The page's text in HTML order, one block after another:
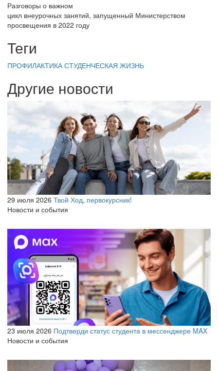
Разговоры о важном
цикл внеурочных занятий, запущенный Министерством
просвещения в 2022 году
Теги
ПРОФИЛАКТИКАСТУДЕНЧЕСКАЯ ЖИЗНЬ
Другие новости
29 июля 2026 Твой Ход, первокурсник!
Новости и события
23 июля 2026 Подтверди статус студента в мессенджере MAX
Новости и события